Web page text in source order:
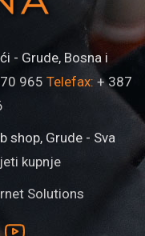
- Grude, Bosna i
965 Telefax: + 387
shop, Grude - Sva
kupnje
Solutions